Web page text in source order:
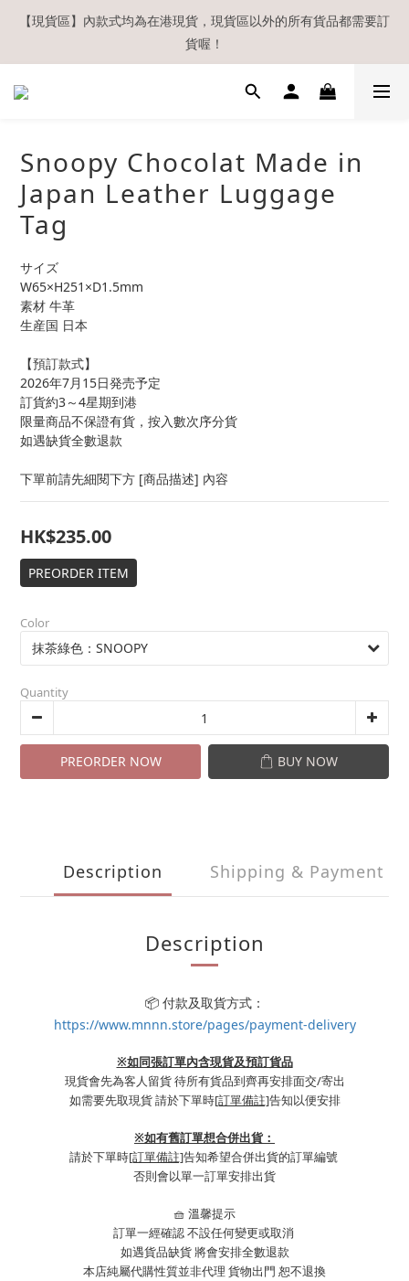
【現貨區】內款式均為在港現貨，現貨區以外的所有貨品都需要訂
貨喔！
【現貨區】內款式均為在港現貨，現貨區以外的所有貨品都需要訂
貨喔！
如欲享用會員優惠，註冊後請務必確認在『已登入狀態下』購物。
溫馨提示：所有順豐快遞／本地及國際郵遞寄出後，本店只會以電
郵通知出貨，下單後敬請留意電郵信箱。
【現貨區】內款式均為在港現貨，現貨區以外的所有貨品都需要訂
Snoopy Chocolat Made in
Japan Leather Luggage
Tag
サイズ
W65×H251×D1.5mm
素材 牛革
生産国 日本
【預訂款式】
2026年7月15日発売予定
訂貨約3～4星期到港
限量商品不保證有貨，按入數次序分貨
如遇缺貨全數退款
下單前請先細閱下方 [商品描述] 內容
HK$235.00
PREORDER ITEM
Color
Quantity
PREORDER NOW BUY NOW
Description Shipping & Payment
Description
📦 付款及取貨方式：
https://www.mnnn.store/pages/payment-delivery
※如同張訂單內含現貨及預訂貨品
現貨會先為客人留貨 待所有貨品到齊再安排面交/寄出
如需要先取現貨 請於下單時[訂單備註]告知以便安排
※如有舊訂單想合併出貨：
請於下單時[訂單備註]告知希望合併出貨的訂單編號
否則會以單一訂單安排出貨
🧺 溫馨提示
訂單一經確認 不設任何變更或取消
如遇貨品缺貨 將會安排全數退款
本店純屬代購性質並非代理 貨物出門 恕不退換